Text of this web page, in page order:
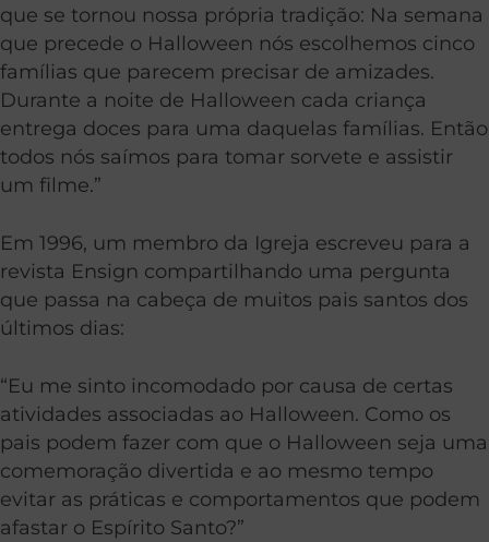
que se tornou nossa própria tradição: Na semana
que precede o Halloween nós escolhemos cinco
famílias que parecem precisar de amizades.
Durante a noite de Halloween cada criança
entrega doces para uma daquelas famílias. Então
todos nós saímos para tomar sorvete e assistir
um filme.”
Em 1996, um membro da Igreja escreveu para a
revista Ensign compartilhando uma pergunta
que passa na cabeça de muitos pais santos dos
últimos dias:
“Eu me sinto incomodado por causa de certas
atividades associadas ao Halloween. Como os
pais podem fazer com que o Halloween seja uma
comemoração divertida e ao mesmo tempo
evitar as práticas e comportamentos que podem
afastar o Espírito Santo?”